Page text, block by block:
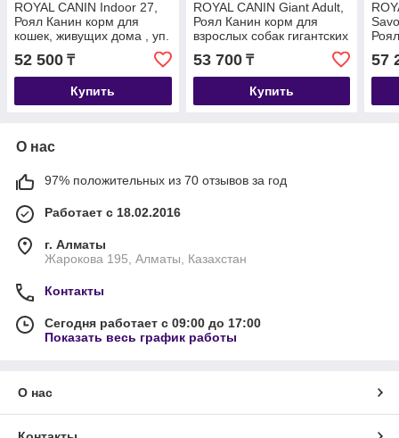
ROYAL CANIN Indoor 27,
Роял Канин корм для
кошек, живущих дома , уп.
52 500 ₸
Купить
ROYAL CANIN Giant Adult,
Роял Канин корм для
взрослых собак гигантских
пород, уп. 15 кг
53 700₸
Купить
10кг
57
О нас
97% положительных из 70 отзывов за год
Работает с 18.02.2016
г. Алматы
Жарокова 195, Алматы, Казахстан
Контакты
Сегодня работает с 09:00 до 17:00
Показать весь график работы
О нас